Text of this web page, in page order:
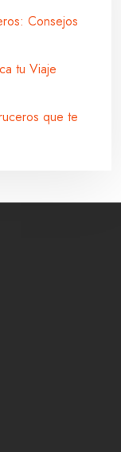
Consejos
tu Viaje
que te